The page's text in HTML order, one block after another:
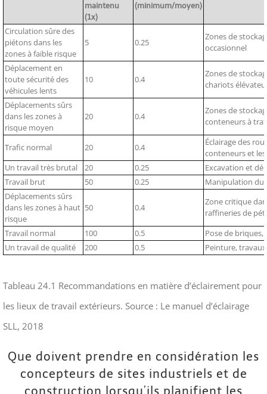
maintenu
(1x)
(minimum/moyen)
Circulation sûre des
piétons dans les
zones à faible risque
5 0.25
Zones de
occasionnel
Déplacement en
toute sécurité des
véhicules lents
10 0.4
Zones de
chariots
Déplacements sûrs
dans les zones à
risque moyen
20 0.4
Zones de
conteneurs à
Trafic normal 20 0.4
Éclairage des
conteneurs et
Un travail très brutal
20 0.25
Excavation et
Travail brut
50 0.25
Manipulation du
Déplacements sûrs
dans les zones à haut
risque
50 0.4
Zone critique
raffineries de
Travail normal
100 0.5
Pose de
Un travail de qualité
200 0.5 Peinture,
Tableau 24.1 Recommandations en matière d’éclairement pour
les lieux de travail extérieurs. Source : Le manuel d’éclairage
SLL, 2018
Que doivent prendre en considération les
concepteurs de sites industriels et de
construction lorsqu’ils planifient les